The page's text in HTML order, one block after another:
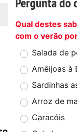
Qual destes
com o verão
Salada de
Amêijoas à
Sardinhas
Arroz de
Caracóis